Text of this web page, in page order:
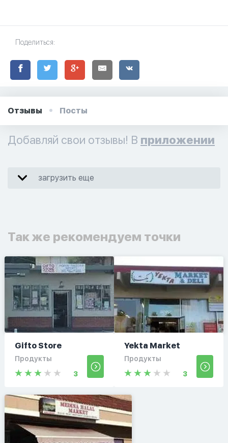
Поделиться:
Отзывы Посты
Добавляй свои отзывы! В приложении
загрузить еще
Так же рекомендуем точки
Gifto Store
Продукты
3
Yekta Market
Продукты
3